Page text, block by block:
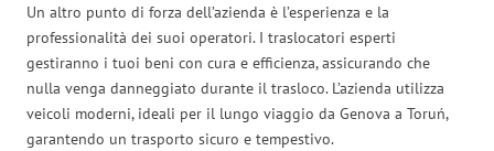
Un altro punto di forza dell’azienda è l’esperienza e la
professionalità dei suoi operatori. I traslocatori esperti
gestiranno i tuoi beni con cura e efficienza, assicurando che
nulla venga danneggiato durante il trasloco. L’azienda utilizza
veicoli moderni, ideali per il lungo viaggio da Genova a Toruń,
garantendo un trasporto sicuro e tempestivo.